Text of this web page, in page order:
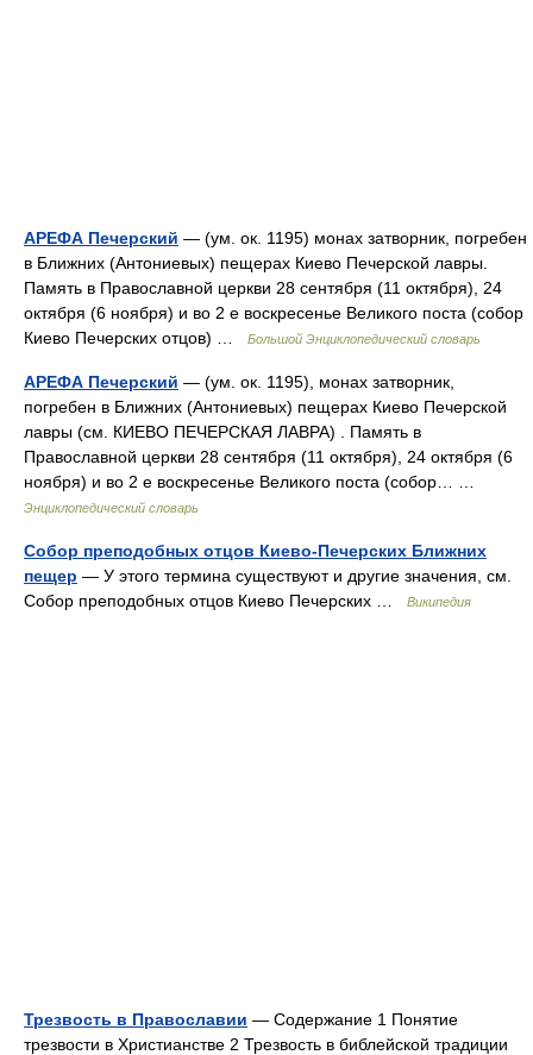
АРЕФА Печерский — (ум. ок. 1195) монах затворник, погребен
в Ближних (Антониевых) пещерах Киево Печерской лавры.
Память в Православной церкви 28 сентября (11 октября), 24
октября (6 ноября) и во 2 е воскресенье Великого поста (собор
Киево Печерских отцов) …
Большой Энциклопедический словарь
АРЕФА Печерский — (ум. ок. 1195), монах затворник,
погребен в Ближних (Антониевых) пещерах Киево Печерской
лавры (см. КИЕВО ПЕЧЕРСКАЯ ЛАВРА) . Память в
Православной церкви 28 сентября (11 октября), 24 октября (6
ноября) и во 2 е воскресенье Великого поста (собор… …
Энциклопедический словарь
Собор преподобных отцов Киево-Печерских Ближних
пещер — У этого термина существуют и другие значения, см.
Собор преподобных отцов Киево Печерских …
Википедия
Трезвость в Православии — Содержание 1 Понятие
трезвости в Христианстве 2 Трезвость в библейской традиции